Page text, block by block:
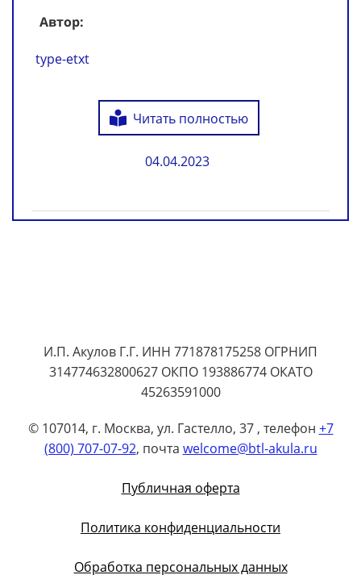
Автор:
type-etxt
Читать полностью
04.04.2023
И.П. Акулов Г.Г. ИНН 771878175258 ОГРНИП
314774632800627 ОКПО 193886774 ОКАТО
45263591000
© 107014, г. Москва, ул. Гастелло, 37 , телефон +7
(800) 707-07-92, почта welcome@btl-akula.ru
Публичная оферта
Политика конфиденциальности
Обработка персональных данных